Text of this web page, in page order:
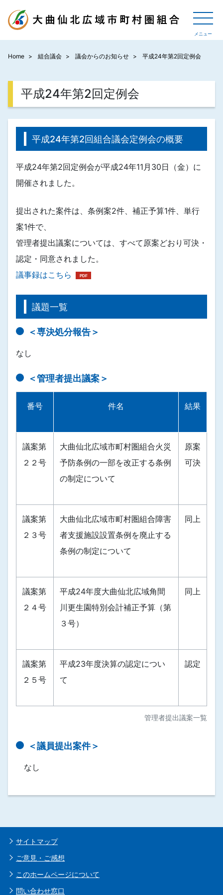
Home 組合議会 議会からのお知らせ 平成24年第2回定例会
平成24年第2回定例会
平成24年第2回組合議会定例会の概要
平成24年第2回定例会が平成24年11月30日（金）に
開催されました。
提出された案件は、条例案2件、補正予算1件、単行
案1件で、
管理者提出議案については、すべて原案どおり可決・
認定・同意されました。
議事録はこちら
議題一覧
＜専決処分報告＞
なし
＜管理者提出議案＞
管理者提出議案一覧
番号 件名 結果
議案第
２２号
大曲仙北広域市町村圏組合火災
予防条例の一部を改正する条例
の制定について
原案
可決
議案第
２３号
大曲仙北広域市町村圏組合障害
者支援施設設置条例を廃止する
条例の制定について
同上
議案第
２４号
平成24年度大曲仙北広域角間
川更生園特別会計補正予算（第
３号）
同上
議案第
２５号
平成23年度決算の認定につい
て
認定
＜議員提出案件＞
なし
サイトマップ
ご意見・ご感想
このホームページについて
問い合わせ窓口